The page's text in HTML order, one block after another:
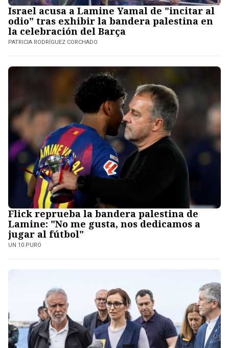
Israel acusa a Lamine Yamal de "incitar al
odio" tras exhibir la bandera palestina en
la celebración del Barça
PATRICIA RODRÍGUEZ CORCHADO
Flick reprueba la bandera palestina de
Lamine: "No me gusta, nos dedicamos a
jugar al fútbol"
UN 10 PURO